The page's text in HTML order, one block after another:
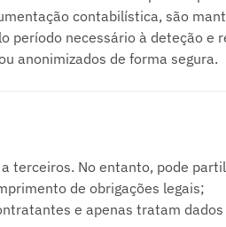
contabilística, são
período necessário à deteção e
anonimizados de forma segura.
terceiros. No entanto, pode
de obrigações legais;
e apenas tratam